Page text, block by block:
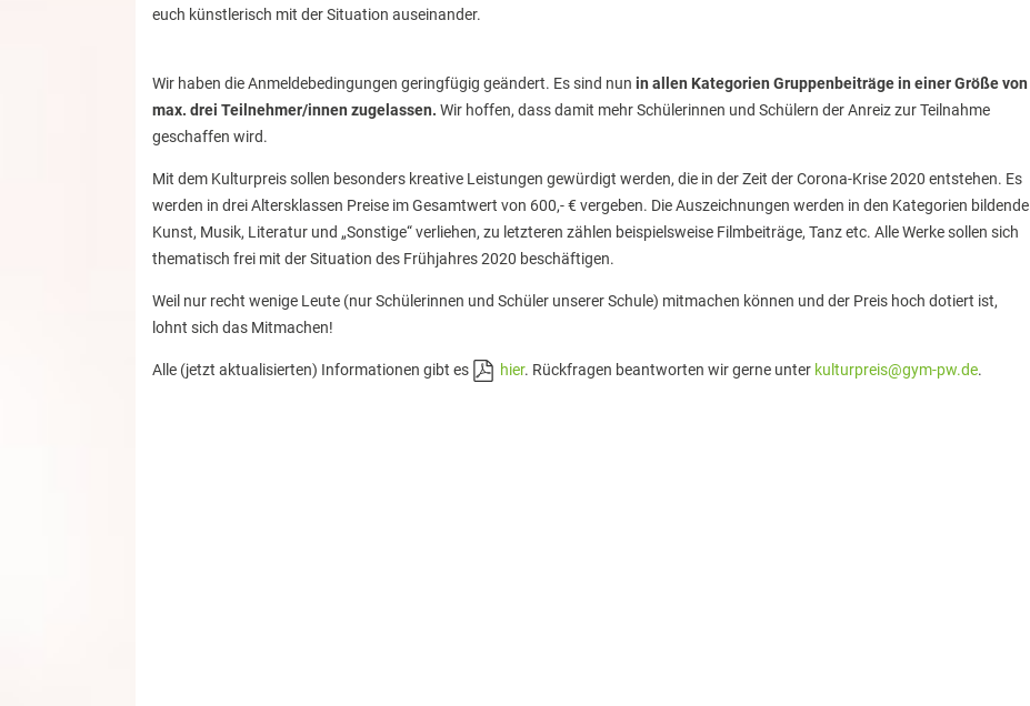
euch künstlerisch mit der Situation auseinander.
Wir haben die Anmeldebedingungen geringfügig geändert. Es sind nun in allen Kategorien Gruppenbeiträge in einer Größe von
max. drei Teilnehmer/innen zugelassen. Wir hoffen, dass damit mehr Schülerinnen und Schülern der Anreiz zur Teilnahme
geschaffen wird.
Mit dem Kulturpreis sollen besonders kreative Leistungen gewürdigt werden, die in der Zeit der Corona-Krise 2020 entstehen. Es
werden in drei Altersklassen Preise im Gesamtwert von 600,- € vergeben. Die Auszeichnungen werden in den Kategorien bildende
Kunst, Musik, Literatur und „Sonstige“ verliehen, zu letzteren zählen beispielsweise Filmbeiträge, Tanz etc. Alle Werke sollen sich
thematisch frei mit der Situation des Frühjahres 2020 beschäftigen.
Weil nur recht wenige Leute (nur Schülerinnen und Schüler unserer Schule) mitmachen können und der Preis hoch dotiert ist,
lohnt sich das Mitmachen!
Alle (jetzt aktualisierten) Informationen gibt es hier. Rückfragen beantworten wir gerne unter kulturpreis@gym-pw.de.